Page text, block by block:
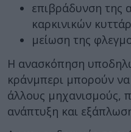
επιβράδυνση της
καρκινικών
μείωση της
Η ανασκόπηση
κράνμπερι μπορούν
άλλους μηχανισμούς,
ανάπτυξη και